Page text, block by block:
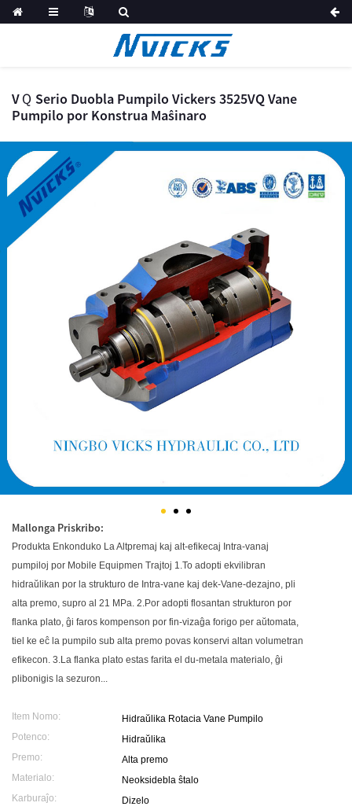
VＱ Serio Duobla Pumpilo Vickers 3525VQ Vane
Pumpilo por Konstrua Maŝinaro
Mallonga Priskribo:
Produkta Enkonduko La Altpremaj kaj alt-efikecaj Intra-vanaj
pumpiloj por Mobile Equipmen Trajtoj 1.To adopti ekvilibran
hidraŭlikan por la strukturo de Intra-vane kaj dek-Vane-dezajno, pli
alta premo, supro al 21 MPa. 2.Por adopti flosantan strukturon por
flanka plato, ĝi faros kompenson por fin-vizaĝa forigo per aŭtomata,
tiel ke eĉ la pumpilo sub alta premo povas konservi altan volumetran
efikecon. 3.La flanka plato estas farita el du-metala materialo, ĝi
plibonigis la sezuron...
Item Nomo:
Hidraŭlika Rotacia Vane Pumpilo
Potenco:
Hidraŭlika
Premo:
Alta premo
Materialo:
Neoksidebla ŝtalo
Karburaĵo:
Dizelo